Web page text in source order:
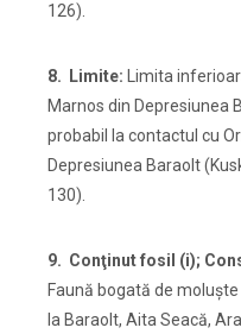
126).
8. Limite: Limita
Marnos din Depresiunea
probabil la contactul cu
Depresiunea Baraolt
130).
9. Conţinut fosil (i);
Faună bogată de
la Baraolt, Aita Seacă,